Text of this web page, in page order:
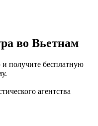
во Вьетнам
получите бесплатную
агентства